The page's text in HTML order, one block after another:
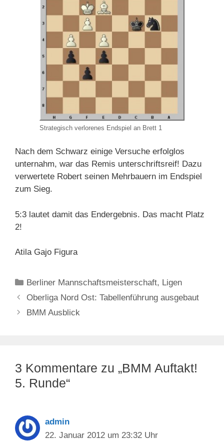
Strategisch verlorenes Endspiel an Brett 1
Nach dem Schwarz einige Versuche erfolglos
unternahm, war das Remis unterschriftsreif! Dazu
verwertete Robert seinen Mehrbauern im Endspiel
zum Sieg.
5:3 lautet damit das Endergebnis. Das macht Platz
2!
Atila Gajo Figura
Kategorien
Berliner Mannschaftsmeisterschaft, Ligen
Oberliga Nord Ost: Tabellenführung ausgebaut
BMM Ausblick
3 Kommentare zu „BMM Auftakt!
5. Runde“
admin
22. Januar 2012 um 23:32 Uhr